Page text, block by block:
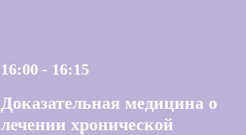
16:00 - 16:15
Доказательная медицина о
лечении хронической